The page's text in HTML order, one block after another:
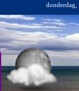
donderdag,